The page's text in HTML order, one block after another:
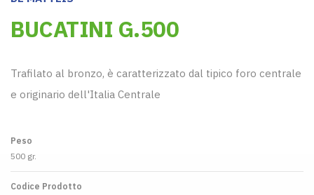
BUCATINI G.500
Trafilato al bronzo, è caratterizzato dal tipico foro centrale
e originario dell'Italia Centrale
Peso
500 gr.
Codice Prodotto